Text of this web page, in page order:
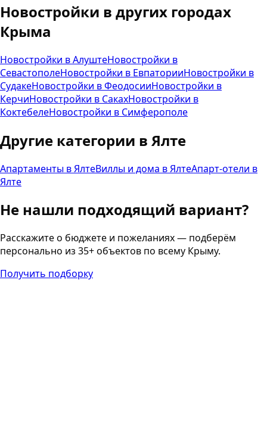
Новостройки в других городах
Крыма
Новостройки вАлуштеНовостройки в
СевастополеНовостройки в ЕвпаторииНовостройки в
СудакеНовостройки вФеодосииНовостройки в
КерчиНовостройки в СакахНовостройки в
КоктебелеНовостройки в Симферополе
Другие категории в Ялте
Апартаменты вЯлтеВиллы и дома вЯлтеАпарт-отели в
Ялте
Не нашли подходящий вариант?
Расскажите о бюджете и пожеланиях — подберём
персонально из 35+ объектов по всему Крыму.
Получить подборку